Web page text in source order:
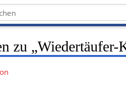
zu „Wiedertäufer-